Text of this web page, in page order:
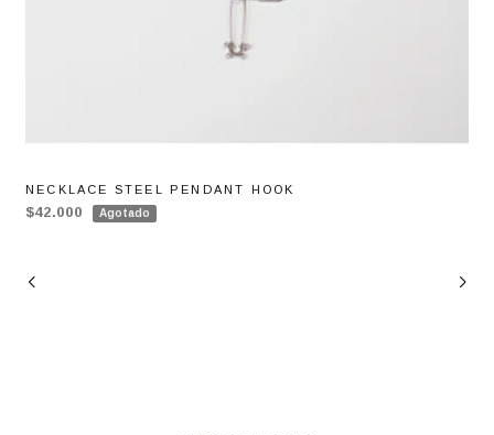
NECKLACE STEEL PENDANT HOOK
$42.000 Agotado